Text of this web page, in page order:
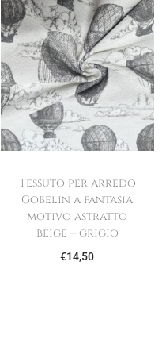
Tessuto per arredo
Gobelin a fantasia
motivo astratto
beige – grigio
€14,50